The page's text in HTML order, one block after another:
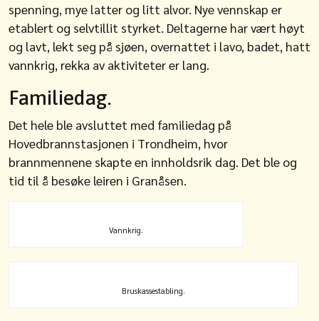
spenning, mye latter og litt alvor. Nye vennskap er
etablert og selvtillit styrket. Deltagerne har vært høyt
og lavt, lekt seg på sjøen, overnattet i lavo, badet, hatt
vannkrig, rekka av aktiviteter er lang.
Familiedag.
Det hele ble avsluttet med familiedag på
Hovedbrannstasjonen i Trondheim, hvor
brannmennene skapte en innholdsrik dag. Det ble og
tid til å besøke leiren i Granåsen.
Vannkrig.
Bruskassestabling.